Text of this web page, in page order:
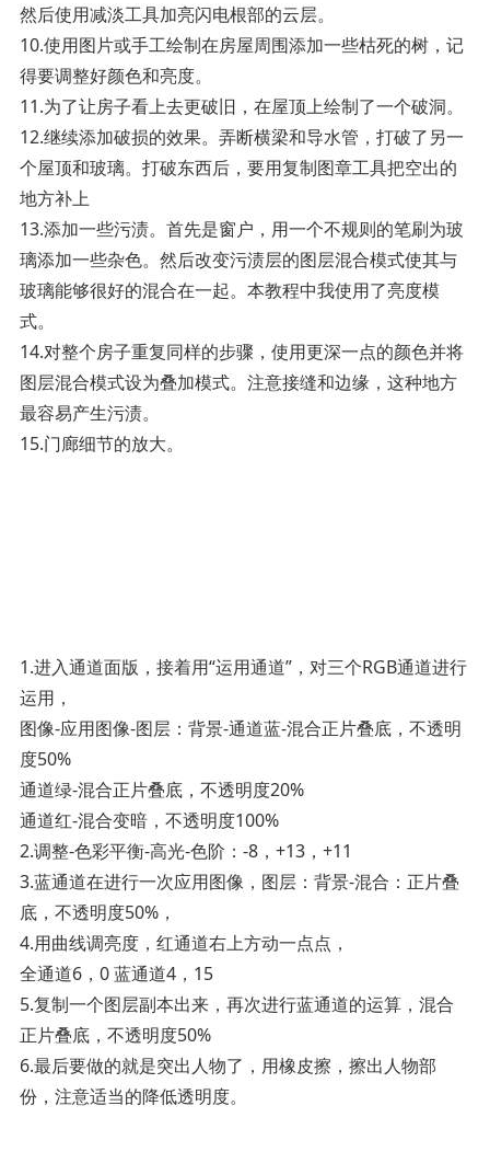
然后使用减淡工具加亮闪电根部的云层。
10.使用图片或手工绘制在房屋周围添加一些枯死的树，记
得要调整好颜色和亮度。
11.为了让房子看上去更破旧，在屋顶上绘制了一个破洞。
12.继续添加破损的效果。弄断横梁和导水管，打破了另一
个屋顶和玻璃。打破东西后，要用复制图章工具把空出的
地方补上
13.添加一些污渍。首先是窗户，用一个不规则的笔刷为玻
璃添加一些杂色。然后改变污渍层的图层混合模式使其与
玻璃能够很好的混合在一起。本教程中我使用了亮度模
式。
14.对整个房子重复同样的步骤，使用更深一点的颜色并将
图层混合模式设为叠加模式。注意接缝和边缘，这种地方
最容易产生污渍。
15.门廊细节的放大。
1.进入通道面版，接着用“运用通道”，对三个RGB通道进行
运用，
图像-应用图像-图层：背景-通道蓝-混合正片叠底，不透明
度50%
通道绿-混合正片叠底，不透明度20%
通道红-混合变暗，不透明度100%
2.调整-色彩平衡-高光-色阶：-8，+13，+11
3.蓝通道在进行一次应用图像，图层：背景-混合：正片叠
底，不透明度50%，
4.用曲线调亮度，红通道右上方动一点点，
全通道6，0 蓝通道4，15
5.复制一个图层副本出来，再次进行蓝通道的运算，混合
正片叠底，不透明度50%
6.最后要做的就是突出人物了，用橡皮擦，擦出人物部
份，注意适当的降低透明度。­